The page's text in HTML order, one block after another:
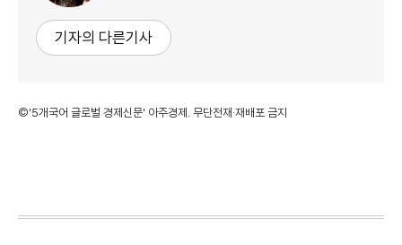
기자의 다른기사
©'5개국어 글로벌 경제신문' 아주경제. 무단전재·재배포 금지